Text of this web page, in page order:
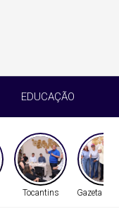
EDUCAÇÃO
Tocantins Gazeta do